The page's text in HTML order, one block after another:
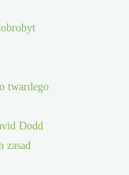
twardego
Dodd
zasad